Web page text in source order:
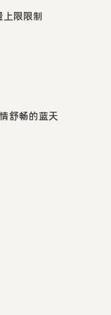
限限制
舒畅的蓝天